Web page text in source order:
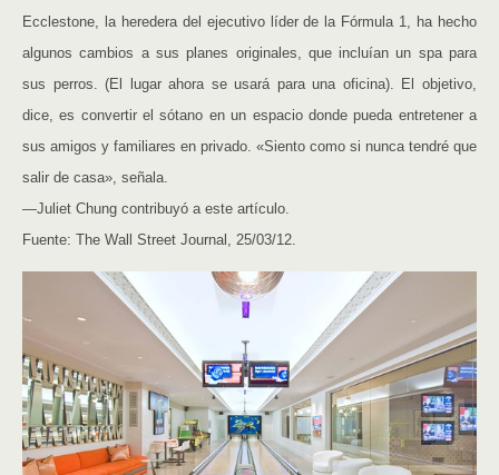
Ecclestone, la heredera del ejecutivo líder de la Fórmula 1, ha hecho
algunos cambios a sus planes originales, que incluían un spa para
sus perros. (El lugar ahora se usará para una oficina). El objetivo,
dice, es convertir el sótano en un espacio donde pueda entretener a
sus amigos y familiares en privado. «Siento como si nunca tendré que
salir de casa», señala.
—Juliet Chung contribuyó a este artículo.
Fuente: The Wall Street Journal, 25/03/12.